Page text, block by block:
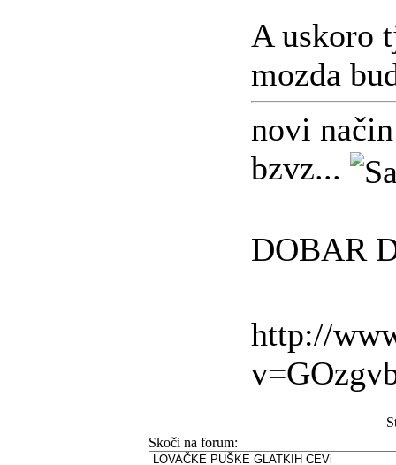
A uskoro
mozda
novi
bzvz...
DOBAR
http://
Skoči na forum: